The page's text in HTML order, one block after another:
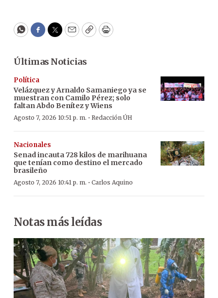
WhatsApp
Facebook
Twitter
EmailCopyPrint
Últimas Noticias
Política
Velázquez y Arnaldo Samaniego ya se
muestran con Camilo Pérez; solo
faltan Abdo Benítez y Wiens
Agosto 7, 2026 10:51 p. m. · Redacción ÚH
Nacionales
Senad incauta 728 kilos de marihuana
que tenían como destino el mercado
brasileño
Agosto 7, 2026 10:41 p. m. · Carlos Aquino
Notas más leídas